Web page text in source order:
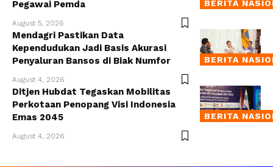
BERITA
Pegawai Pemda
August 5, 2026
BERITA
Mendagri Pastikan Data
Kependudukan Jadi Basis Akurasi
Penyaluran Bansos di Biak Numfor
August 4, 2026
BERITA
Ditjen Hubdat Tegaskan Mobilitas
Perkotaan Penopang Visi Indonesia
Emas 2045
August 4, 2026